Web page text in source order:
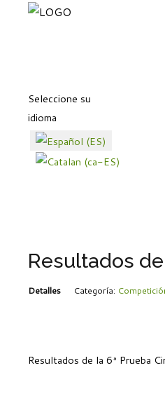
Seleccione su
idioma
Resultados
Detalles Categoría:
Resultados de la 6ª Prueba